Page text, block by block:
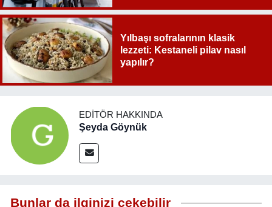
Yılbaşı sofralarının klasik
lezzeti: Kestaneli pilav nasıl
yapılır?
EDITÖR HAKKINDA
Şeyda Göynük
Bunlar da ilginizi çekebilir